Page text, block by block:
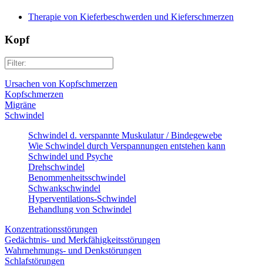
Therapie von Kieferbeschwerden und Kieferschmerzen
Kopf
Ursachen von Kopfschmerzen
Kopfschmerzen
Migräne
Schwindel
Schwindel d. verspannte Muskulatur / Bindegewebe
Wie Schwindel durch Verspannungen entstehen kann
Schwindel und Psyche
Drehschwindel
Benommenheitsschwindel
Schwankschwindel
Hyperventilations-Schwindel
Behandlung von Schwindel
Konzentrationsstörungen
Gedächtnis- und Merkfähigkeitsstörungen
Wahrnehmungs- und Denkstörungen
Schlafstörungen